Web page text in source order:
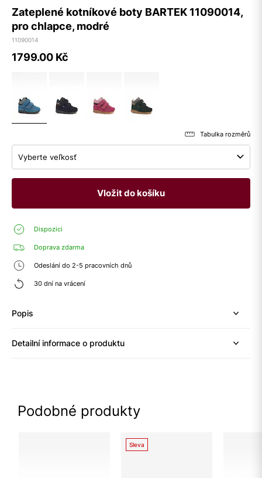
Zateplené kotníkové boty BARTEK 11090014,
pro chlapce, modré
11090014
1799.00 Kč
Tabulka rozměrů
Vyberte veľkosť
Vložit do košíku
Dispozici
Doprava zdarma
Odeslání do 2-5 pracovních dnů
30 dní na vrácení
Popis
Detailní informace o produktu
Podobné produkty
Sleva